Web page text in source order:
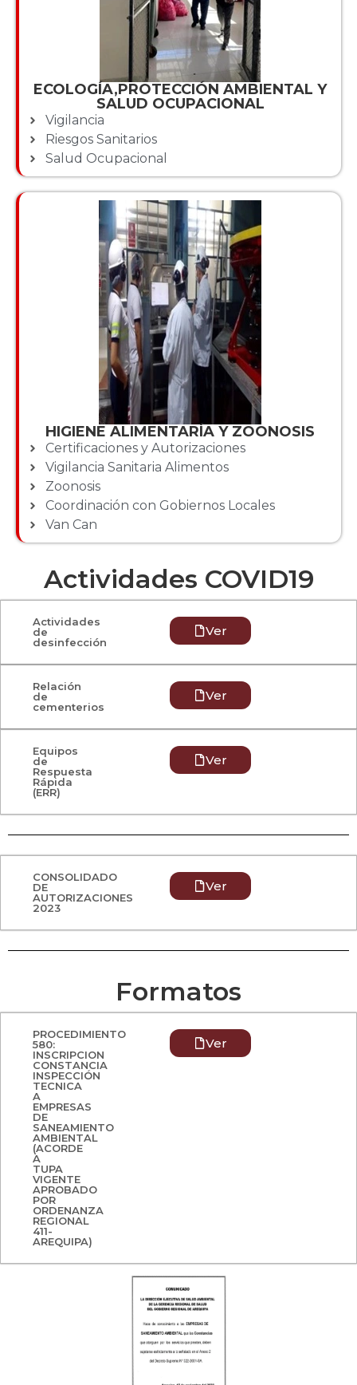
ECOLOGÍA,PROTECCIÓN AMBIENTAL Y
SALUD OCUPACIONAL
Vigilancia
Riesgos Sanitarios
Salud Ocupacional
HIGIENE ALIMENTARÍA Y ZOONOSIS
Certificaciones y Autorizaciones
Vigilancia Sanitaria Alimentos
Zoonosis
Coordinación con Gobiernos Locales
Van Can
Actividades COVID19
Actividades
de
desinfección
Ver
Relación
de
cementerios
Ver
Equipos
de
Respuesta
Rápida
(ERR)
Ver
CONSOLIDADO
DE
AUTORIZACIONES
2023
Ver
Formatos
PROCEDIMIENTO
580:
INSCRIPCION
CONSTANCIA
INSPECCIÓN
TECNICA
A
EMPRESAS
DE
SANEAMIENTO
AMBIENTAL
(ACORDE
A
TUPA
VIGENTE
APROBADO
POR
ORDENANZA
REGIONAL
411-
AREQUIPA)
Ver